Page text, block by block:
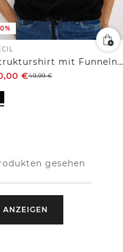
Strukturshirt mit Funnelneck
€49,99€
gesehen
ANZEIGEN